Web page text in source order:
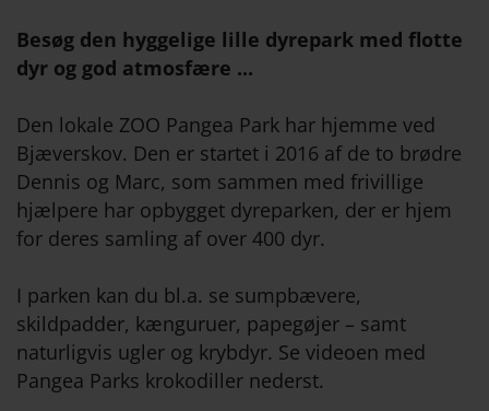
Besøg den hyggelige lille dyrepark med flotte
dyr og god atmosfære ...
Den lokale ZOO Pangea Park har hjemme ved
Bjæverskov. Den er startet i 2016 af de to brødre
Dennis og Marc, som sammen med frivillige
hjælpere har opbygget dyreparken, der er hjem
for deres samling af over 400 dyr.
I parken kan du bl.a. se sumpbævere,
skildpadder, kænguruer, papegøjer – samt
naturligvis ugler og krybdyr. Se videoen med
Pangea Parks krokodiller nederst.